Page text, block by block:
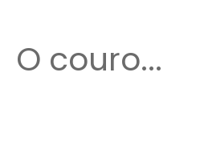
O couro...